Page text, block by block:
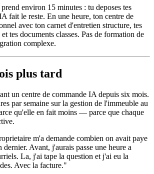
environ 15 minutes : tu deposes tes
fait le reste. En une heure, ton centre de
avec ton carnet d'entretien structure, tes
tes documents classes. Pas de formation de
complexe.
plus tard
un centre de commande IA depuis six mois.
par semaine sur la gestion de l'immeuble au
qu'elle en fait moins — parce que chaque
m'a demande combien on avait paye
dernier. Avant, j'aurais passe une heure a
La, j'ai tape la question et j'ai eu la
Avec la facture."